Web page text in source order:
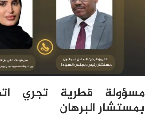
مسؤولة قطرية تجري
بمستشار البرهان